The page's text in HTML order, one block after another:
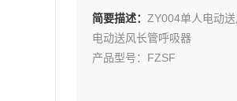
简要描述： ZY004单人电动
电动送风长管呼吸器
产品型号：FZSF